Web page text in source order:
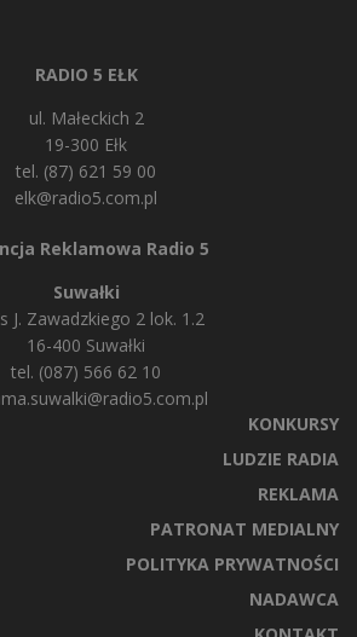
RADIO 5 EŁK
ul. Małeckich 2
19-300 Ełk
tel. (87) 621 59 00
elk@radio5.com.pl
Reklamowa Radio 5
Suwałki
J. Zawadzkiego 2 lok. 1.2
16-400 Suwałki
tel. (087) 566 62 10
KONKURSY
LUDZIE RADIA
REKLAMA
PATRONAT MEDIALNY
POLITYKA PRYWATNOŚCI
NADAWCA